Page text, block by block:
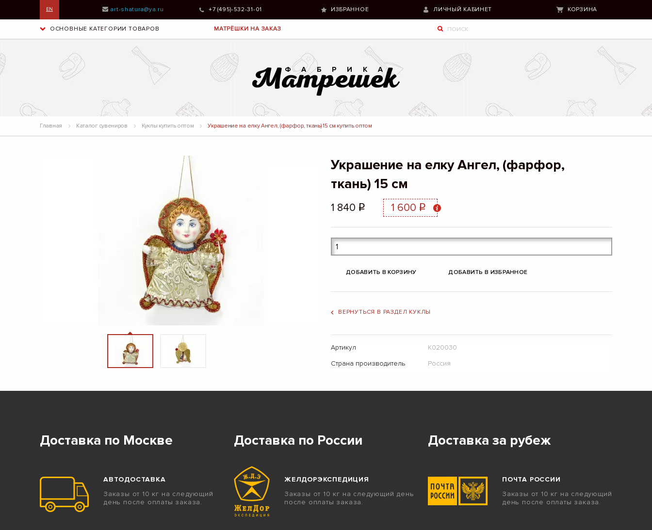
EN art-shatura@ya.ru +7 (495)-532-31-01 ИЗБРАННОЕ ЛИЧНЫЙ КАБИНЕТ КОРЗИНА
ОСНОВНЫЕ КАТЕГОРИИ ТОВАРОВ МАТРЁШКИ НА ЗАКАЗ
Главная Каталог сувениров Куклы купить оптом Украшение на елку Ангел, (фарфор, ткань) 15 см купить оптом
Украшение на елку Ангел, (фарфор,
ткань) 15 см
1 840 q 1 600 q
ДОБАВИТЬ В КОРЗИНУ ДОБАВИТЬ В ИЗБРАННОЕ
ВЕРНУТЬСЯ В РАЗДЕЛ КУКЛЫ
Артикул
К020030
Страна производитель
Россия
Доставка по Москве
АВТОДОСТАВКА
Заказы от 10 кг на следующий
день после оплаты заказа.
Доставка по России
ЖЕЛДОРЭКСПЕДИЦИЯ
Заказы от 10 кг на следующий день
после оплаты заказа.
Доставка за рубеж
ПОЧТА РОССИИ
Заказы от 10 кг на следующий
день после оплаты заказа.